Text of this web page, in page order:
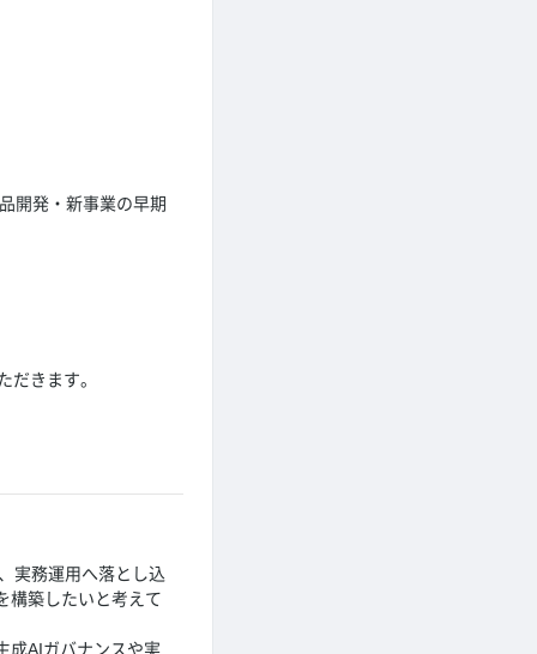
開発・新事業の早期
きます。
実務運用へ落とし込
構築したいと考えて
成AIガバナンスや実